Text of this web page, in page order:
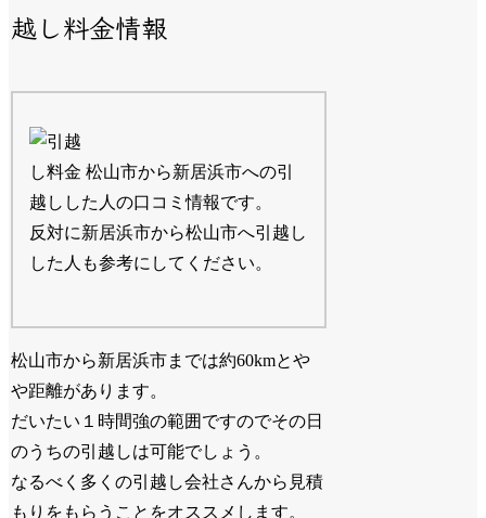
越し料金情報
松山市から新居浜市への引
越しした人の口コミ情報です。
反対に新居浜市から松山市へ引越し
した人も参考にしてください。
松山市から新居浜市までは約60kmとや
や距離があります。
だいたい１時間強の範囲ですのでその日
のうちの引越しは可能でしょう。
なるべく多くの引越し会社さんから見積
もりをもらうことをオススメします。